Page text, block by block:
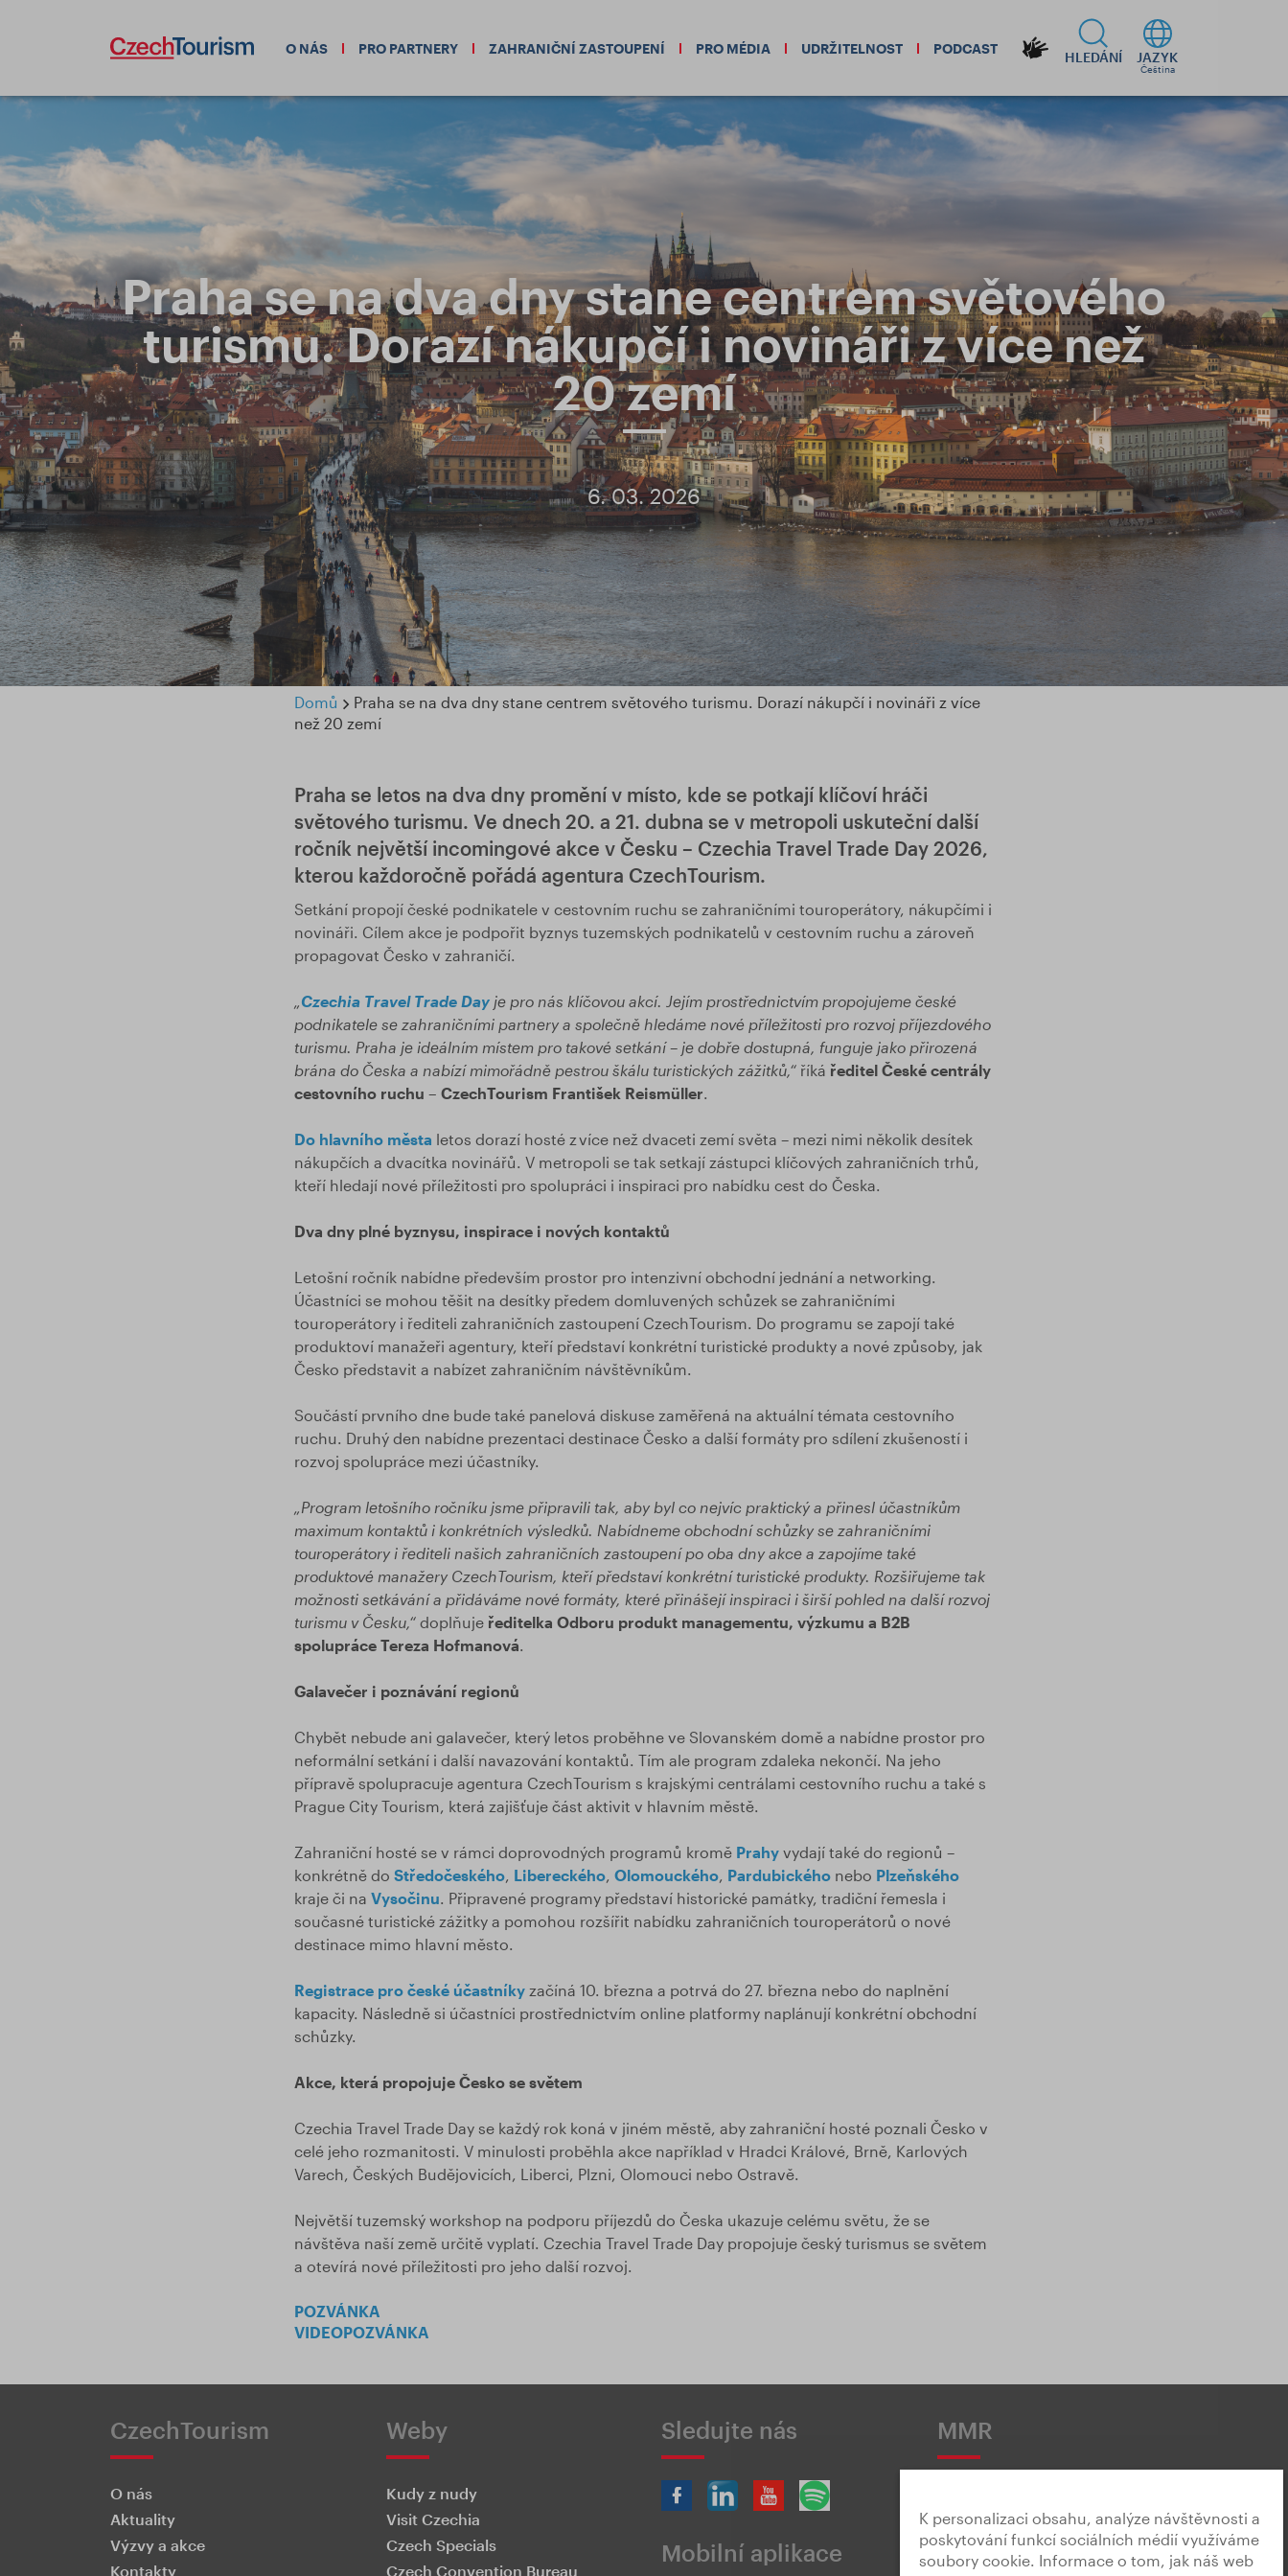
O NÁS PRO PARTNERY ZAHRANIČNÍ ZASTOUPENÍ PRO MÉDIA UDRŽITELNOST PODCAST
HLEDÁNÍ JAZYK
Čeština
Praha se na dva dny stane centrem světového
turismu. Dorazí nákupčí i novináři z více než
20 zemí
6. 03. 2026
Domů
Praha se na dva dny stane centrem světového turismu. Dorazí nákupčí i novináři z více
než 20 zemí
Praha se letos na dva dny promění v místo, kde se potkají klíčoví hráči
světového turismu. Ve dnech 20. a 21. dubna se v metropoli uskuteční další
ročník největší incomingové akce v Česku – Czechia Travel Trade Day 2026,
kterou každoročně pořádá agentura CzechTourism.
Setkání propojí české podnikatele v cestovním ruchu se zahraničními touroperátory, nákupčími i
novináři. Cílem akce je podpořit byznys tuzemských podnikatelů v cestovním ruchu a zároveň
propagovat Česko v zahraničí.
„Czechia Travel Trade Dayje pro nás klíčovou akcí. Jejím prostřednictvím propojujeme české
podnikatele se zahraničními partnery a společně hledáme nové příležitosti pro rozvoj příjezdového
turismu. Praha je ideálním místem pro takové setkání – je dobře dostupná, funguje jako přirozená
brána do Česka a nabízí mimořádně pestrou škálu turistických zážitků,“ říká ředitel České centrály
cestovního ruchu – CzechTourism František Reismüller.
Do hlavního města letos dorazí hosté z více než dvaceti zemí světa – mezi nimi několik desítek
nákupčích a dvacítka novinářů. V metropoli se tak setkají zástupci klíčových zahraničních trhů,
kteří hledají nové příležitosti pro spolupráci i inspiraci pro nabídku cest do Česka.
Dva dny plné byznysu, inspirace i nových kontaktů
Letošní ročník nabídne především prostor pro intenzivní obchodní jednání a networking.
Účastníci se mohou těšit na desítky předem domluvených schůzek se zahraničními
touroperátory i řediteli zahraničních zastoupení CzechTourism. Do programu se zapojí také
produktoví manažeři agentury, kteří představí konkrétní turistické produkty a nové způsoby, jak
Česko představit a nabízet zahraničním návštěvníkům.
Součástí prvního dne bude také panelová diskuse zaměřená na aktuální témata cestovního
ruchu. Druhý den nabídne prezentaci destinace Česko a další formáty pro sdílení zkušeností i
rozvoj spolupráce mezi účastníky.
„Program letošního ročníku jsme připravili tak, aby byl co nejvíc praktický a přinesl účastníkům
maximum kontaktů i konkrétních výsledků. Nabídneme obchodní schůzky se zahraničními
touroperátory i řediteli našich zahraničních zastoupení po oba dny akce a zapojíme také
produktové manažery CzechTourism, kteří představí konkrétní turistické produkty. Rozšiřujeme tak
možnosti setkávání a přidáváme nové formáty, které přinášejí inspiraci i širší pohled na další rozvoj
turismu v Česku,“doplňuje ředitelka Odboru produkt managementu, výzkumu a B2B
spolupráce Tereza Hofmanová.
Galavečer i poznávání regionů
Chybět nebude ani galavečer, který letos proběhne ve Slovanském domě a nabídne prostor pro
neformální setkání i další navazování kontaktů. Tím ale program zdaleka nekončí. Na jeho
přípravě spolupracuje agentura CzechTourism s krajskými centrálami cestovního ruchu a také s
Prague City Tourism, která zajišťuje část aktivit v hlavním městě.
Zahraniční hosté se v rámci doprovodných programů kromě Prahyvydají také do regionů –
konkrétně do Středočeského, Libereckého, Olomouckého, Pardubickéhonebo Plzeňského
kraje či na Vysočinu. Připravené programy představí historické památky, tradiční řemesla i
současné turistické zážitky a pomohou rozšířit nabídku zahraničních touroperátorů o nové
destinace mimo hlavní město.
Registrace pro české účastníkyzačíná 10. března a potrvá do 27. března nebo do naplnění
kapacity. Následně si účastníci prostřednictvím online platformy naplánují konkrétní obchodní
schůzky.
Akce, která propojuje Česko se světem
Czechia Travel Trade Day se každý rok koná v jiném městě, aby zahraniční hosté poznali Česko v
celé jeho rozmanitosti. V minulosti proběhla akce například v Hradci Králové, Brně, Karlových
Varech, Českých Budějovicích, Liberci, Plzni, Olomouci nebo Ostravě.
Největší tuzemský workshop na podporu příjezdů do Česka ukazuje celému světu, že se
návštěva naší země určitě vyplatí. Czechia Travel Trade Day propojuje český turismus se světem
a otevírá nové příležitosti pro jeho další rozvoj.
POZVÁNKA
VIDEOPOZVÁNKA
CzechTourism
O nás
Aktuality
Výzvy a akce
Kontakty
Weby
Kudy z nudy
Visit Czechia
Czech Specials
Czech Convention Bureau
Sledujte nás
Mobilní aplikace
MMR
K personalizaci obsahu, analýze návštěvnosti a
poskytování funkcí sociálních médií využíváme
soubory cookie. Informace o tom, jak náš web